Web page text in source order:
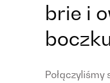
brie i
Połączyliśmy